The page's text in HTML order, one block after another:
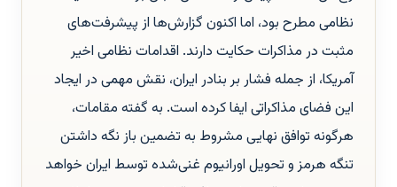
نظامی مطرح بود، اما اکنون گزارش‌ها از پیشرفت‌های
مثبت در مذاکرات حکایت دارند. اقدامات نظامی اخیر
آمریکا، از جمله فشار بر بنادر ایران، نقش مهمی در ایجاد
این فضای مذاکراتی ایفا کرده است. به گفته مقامات،
هرگونه توافق نهایی مشروط به تضمین باز نگه داشتن
تنگه هرمز و تحویل اورانیوم غنی‌شده توسط ایران خواهد